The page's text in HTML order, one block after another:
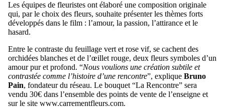
Les équipes de fleuristes ont élaboré une composition originale
qui, par le choix des fleurs, souhaite présenter les thèmes forts
développés dans le film : l’amour, la passion, l’attirance et le
hasard.
Entre le contraste du feuillage vert et rose vif, se cachent des
orchidées blanches et de l’œillet rouge, deux fleurs symboles d’un
amour pur et profond. “Nous voulions une création subtile et
contrastée comme l’histoire d’une rencontre”, explique Bruno
Pain, fondateur du réseau. Le bouquet “La Rencontre” sera
vendu 30€ dans l’ensemble des points de vente de l’enseigne et
sur le site www.carrementfleurs.com.